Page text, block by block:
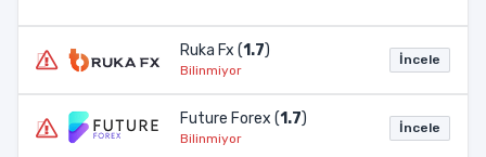
Ruka Fx (1.7)
Bilinmiyor
İncele
Future Forex (1.7)
Bilinmiyor
İncele